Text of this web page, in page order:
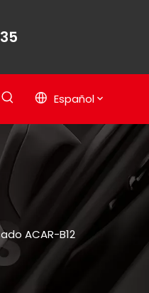
Español
ACAR-B12